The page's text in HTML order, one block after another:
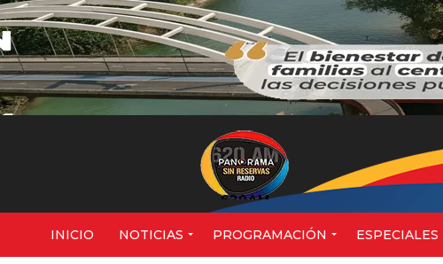
620AM
INICIO NOTICIAS PROGRAMACIÓN ESPECIALES